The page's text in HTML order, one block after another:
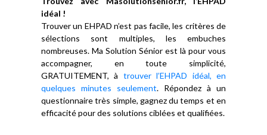
idéal !
Trouver un EHPAD n’est pas facile, les critères de
sélections sont multiples, les embuches
nombreuses. Ma Solution Sénior est là pour vous
accompagner, en toute simplicité,
GRATUITEMENT, à trouver l’EHPAD idéal, en
quelques minutes seulement. Répondez à un
questionnaire très simple, gagnez du temps et en
efficacité pour des solutions ciblées et qualifiées.